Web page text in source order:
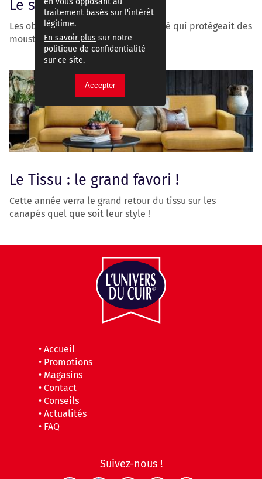
Le saviez-vous ?
Les objets ont une histoire : le canapé qui protégeait des
moustiques
Le Tissu : le grand favori !
Cette année verra le grand retour du tissu sur les
canapés quel que soit leur style !
• Accueil
• Promotions
• Magasins
• Contact
• Conseils
• Actualités
• FAQ
Suivez-nous !
traitement basés sur l'intérêt
légitime.
En savoir plus sur notre
politique de confidentialité
sur ce site.
Accepter